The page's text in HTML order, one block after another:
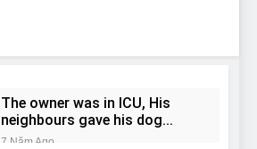
The owner was in ICU, His
neighbours gave his dog
away!
7 Năm Ago